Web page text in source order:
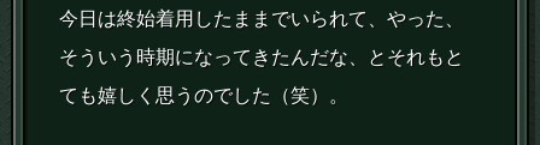
今日は終始着用したままでいられて、やった、
そういう時期になってきたんだな、とそれもと
ても嬉しく思うのでした（笑）。